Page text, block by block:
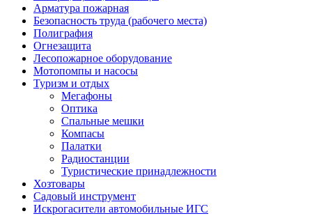
Арматура пожарная
Безопасность труда (рабочего места)
Полиграфия
Огнезащита
Лесопожарное оборудование
Мотопомпы и насосы
Туризм и отдых
Мегафоны
Оптика
Спальные мешки
Компасы
Палатки
Радиостанции
Туристические принадлежности
Хозтовары
Садовый инструмент
Искрогасители автомобильные ИГС